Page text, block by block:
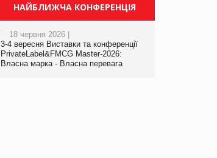
НАЙБЛИЖЧА КОНФЕРЕНЦІЯ
18 червня 2026 |
3-4 вересня Виставки та конференції
PrivateLabel&FMCG Master-2026:
Власна марка - Власна перевага